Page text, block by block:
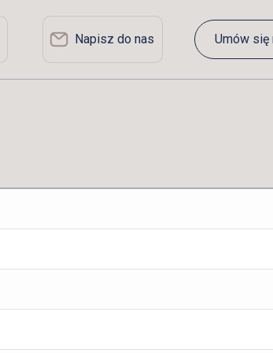
Napisz do nas Umów się